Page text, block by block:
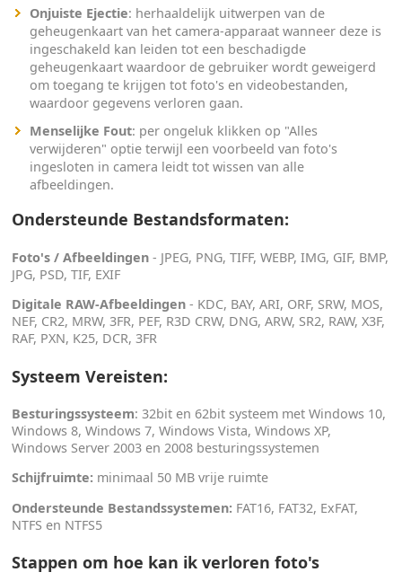
Onjuiste Ejectie: herhaaldelijk uitwerpen van de
geheugenkaart van het camera-apparaat wanneer deze is
ingeschakeld kan leiden tot een beschadigde
geheugenkaart waardoor de gebruiker wordt geweigerd
om toegang te krijgen tot foto's en videobestanden,
waardoor gegevens verloren gaan.
Menselijke Fout: per ongeluk klikken op "Alles
verwijderen" optie terwijl een voorbeeld van foto's
ingesloten in camera leidt tot wissen van alle
afbeeldingen.
Ondersteunde Bestandsformaten:
Foto's / Afbeeldingen- JPEG, PNG, TIFF, WEBP, IMG, GIF, BMP,
JPG, PSD, TIF, EXIF
Digitale RAW-Afbeeldingen - KDC, BAY, ARI, ORF, SRW, MOS,
NEF, CR2, MRW, 3FR, PEF, R3D CRW, DNG, ARW, SR2, RAW, X3F,
RAF, PXN, K25, DCR, 3FR
Systeem Vereisten:
Besturingssysteem: 32bit en 62bit systeem met Windows 10,
Windows 8, Windows 7, Windows Vista, Windows XP,
Windows Server 2003 en 2008 besturingssystemen
Schijfruimte: minimaal 50 MB vrije ruimte
Ondersteunde Bestandssystemen: FAT16, FAT32, ExFAT,
NTFS en NTFS5
Stappen om hoe kan ik verloren foto's